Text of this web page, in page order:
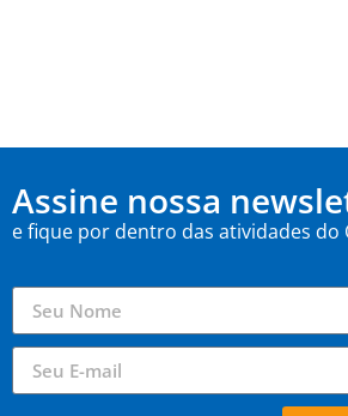
Assine nossa
e fique por dentro das atividades do